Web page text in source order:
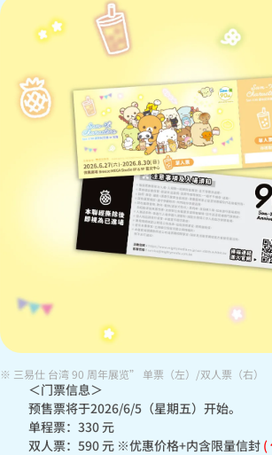
※ 三易仕 台湾 90 周年展览” 单票（左）/双人票（右）
＜门票信息＞
预售票将于2026/6/5（星期五）开始。
单程票：330 元
双人票：590 元 ※优惠价格+内含限量信封 (